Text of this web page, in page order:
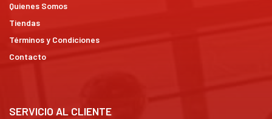
Quienes Somos
Tiendas
Términos y Condiciones
Contacto
SERVICIO AL CLIENTE